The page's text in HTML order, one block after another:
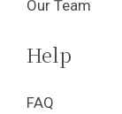
Our Team
Help
FAQ